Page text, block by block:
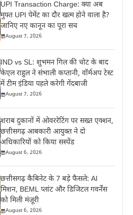
UPI Transaction Charge: क्या अब
मुफ्त UPI पेमेंट का दौर खत्म होने वाला है?
जानिए नए कानून का पूरा सच
August 7, 2026
IND vs SL: शुभमन गिल की चोट के बाद
केएल राहुल ने संभाली कप्तानी, वॉर्मअप टेस्ट
में टीम इंडिया पहले करेगी गेंदबाजी
August 7, 2026
शराब दुकानों में ओवररेटिंग पर सख्त एक्शन,
छत्तीसगढ़ आबकारी आयुक्त ने दो
अधिकारियों को किया सस्पेंड
August 6, 2026
छत्तीसगढ़ कैबिनेट के 7 बड़े फैसले: AI
मिशन, BEML प्लांट और डिजिटल गवर्नेंस
को मिली मंजूरी
August 6, 2026